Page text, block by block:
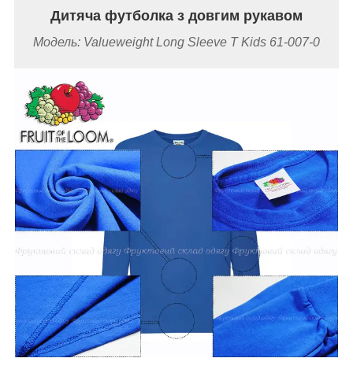
Дитяча футболка з довгим рукавом
Модель: Valueweight Long Sleeve T Kids 61-007-0